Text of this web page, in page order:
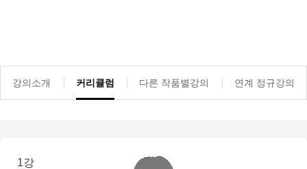
강의소개 커리큘럼 다른 작품별강의 연계 정규강의
1강